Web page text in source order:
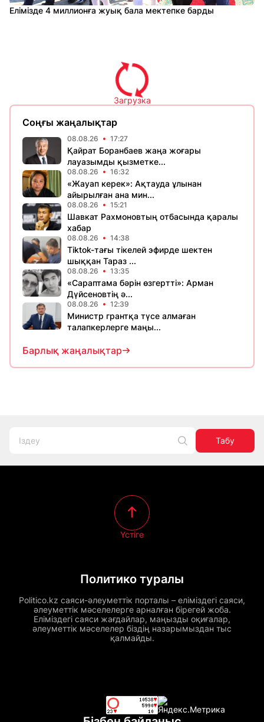
Елімізде 4 миллионға жуық бала мектепке барды
Загрузка
Соңғы жаңалықтар
08.08.26 17:27
Қайрат Боранбаев жаңа жоғары
лауазымды қызметке...
08.08.26 16:32
«Жауап керек»: Ақтауда ұлынан
айырылған ана мин...
08.08.26 15:21
Шавкат Рахмоновтың отбасында қаралы
хабар
08.08.26 14:38
Tiktok-тағы тікелей эфирде шектен
шыққан Тараз ...
08.08.26 13:35
«Сараптама бәрін өзгертті»: Арман
Дүйсеновтің ә...
08.08.26 12:39
Министр грантқа түсе алмаған
талапкерлерге маңы...
Барлық жаңалықтар
Табу
Политико туралы
Politico.kz саяси-әлеуметтік порталы – еліміздегі саяси,
әлеуметтік мәселелерге арналған бірегей жоба.
Еліміздегі саяси жағдайлар, маңызды оқиғалар,
әлеуметтік мәселелер біздің назарымыздан тыс
қалмайды.
Үстіге